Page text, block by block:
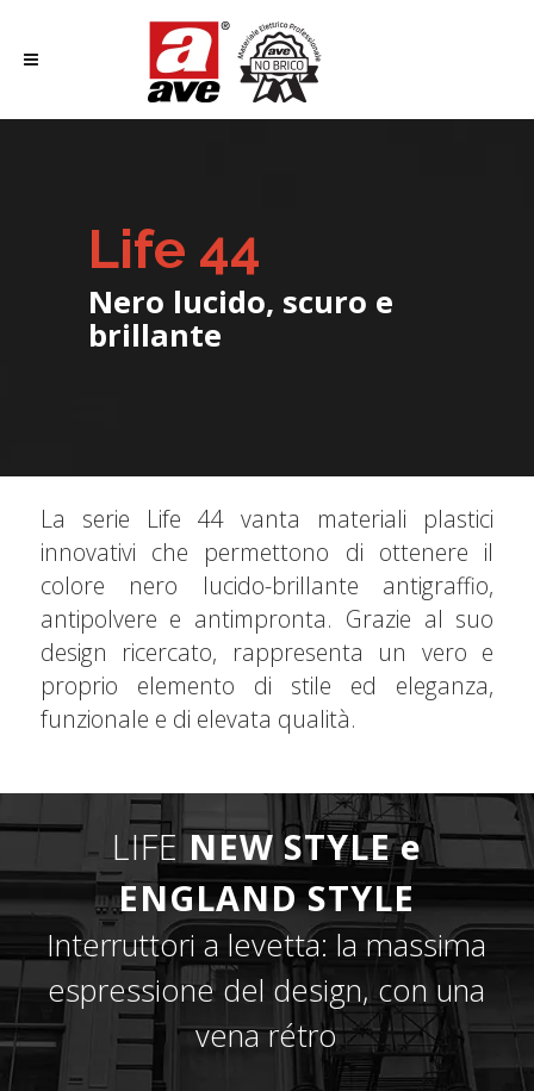
Life 44
Nero lucido, scuro e
brillante
La serie Life 44 vanta materiali plastici
innovativi che permettono di ottenere il
colore nero lucido-brillante antigraffio,
antipolvere e antimpronta. Grazie al suo
design ricercato, rappresenta un vero e
proprio elemento di stile ed eleganza,
funzionale e di elevata qualità.
LIFENEW STYLE e
ENGLAND STYLE
Interruttori a levetta: la massima
espressione del design, con una
vena rétro